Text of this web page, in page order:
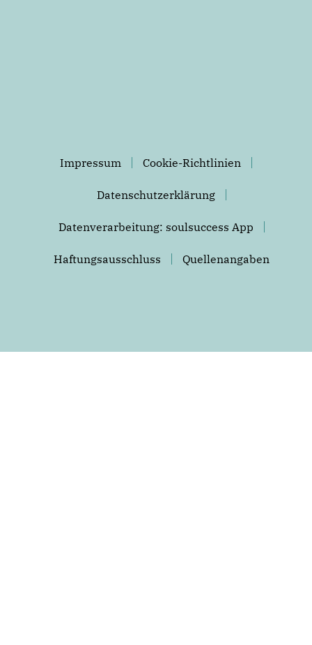
Impressum Cookie-Richtlinien
Datenschutzerklärung
Datenverarbeitung: soulsuccess App
Haftungsausschluss Quellenangaben